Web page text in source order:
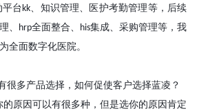
平台kk、知识管理、医护考勤管理等，后续
、 hrp全面整合、 his集成、采购管理等，我
全面数字化医院。
很多产品选择，如何促使客户选择蓝凌？
的原因可以有很多种，但是选你的原因肯定